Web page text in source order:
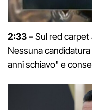
2:33 –Sul red carpet
Nessuna candidatura
anni schiavo" e